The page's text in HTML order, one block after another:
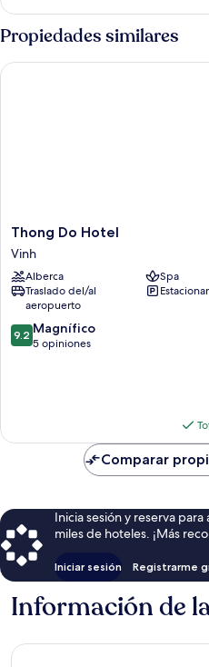
Twin
Room
Propiedades similares
Thong
Do
Hotel
Vinh
Thong Do Hotel
Vinh
Alberca
Spa
Traslado del/al
aeropuerto
9.2
de
9.2 Magnífico
5 opiniones
Thong Do Hotel
Comparar
Inicia sesión y reserva
miles de hoteles. ¡Más
Iniciar sesión Registrarme
Información de